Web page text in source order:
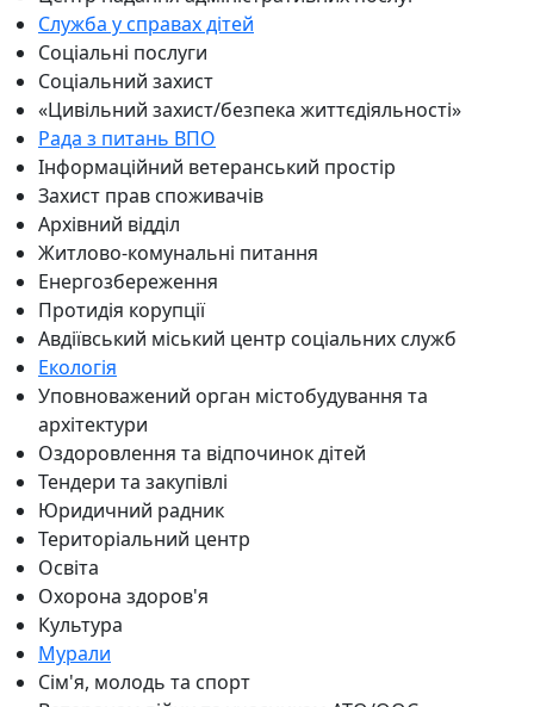
Служба у справах дітей
Соціальні послуги
Соціальний захист
«Цивільний захист/безпека життєдіяльності»
Рада з питань ВПО
Інформаційний ветеранський простір
Захист прав споживачів
Архівний відділ
Житлово-комунальні питання
Енергозбереження
Протидія корупції
Авдіївський міський центр соціальних служб
Екологія
Уповноважений орган містобудування та
архітектури
Оздоровлення та відпочинок дітей
Тендери та закупівлі
Юридичний радник
Територіальний центр
Освіта
Охорона здоров'я
Культура
Мурали
Сім'я, молодь та спорт